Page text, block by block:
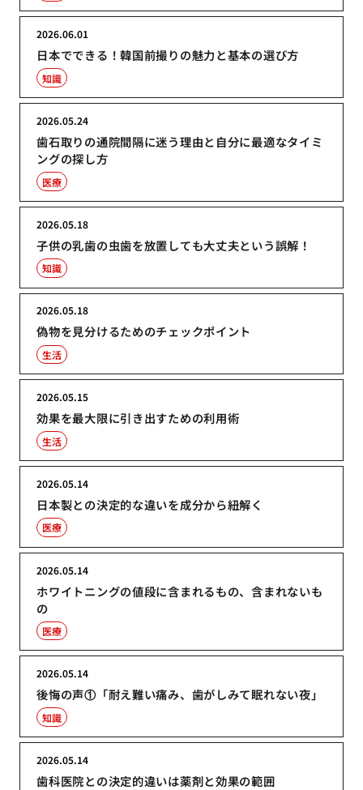
日本でできる！韓国前撮りの魅力と基本の選び方
2026.06.01
知識
歯石取りの通院間隔に迷う理由と自分に最適なタイミ
ングの探し方
2026.05.24
医療
子供の乳歯の虫歯を放置しても大丈夫という誤解！
2026.05.18
知識
偽物を見分けるためのチェックポイント
2026.05.18
生活
効果を最大限に引き出すための利用術
2026.05.15
生活
日本製との決定的な違いを成分から紐解く
2026.05.14
医療
ホワイトニングの値段に含まれるもの、含まれないも
の
2026.05.14
医療
後悔の声①「耐え難い痛み、歯がしみて眠れない夜」
2026.05.14
知識
歯科医院との決定的違いは薬剤と効果の範囲
2026.05.14